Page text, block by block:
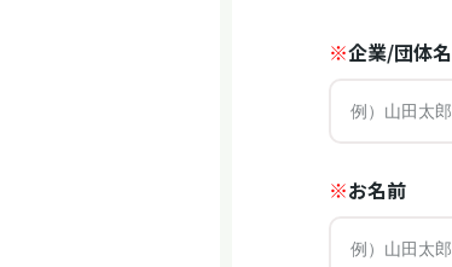
※企業/団体名
※お名前